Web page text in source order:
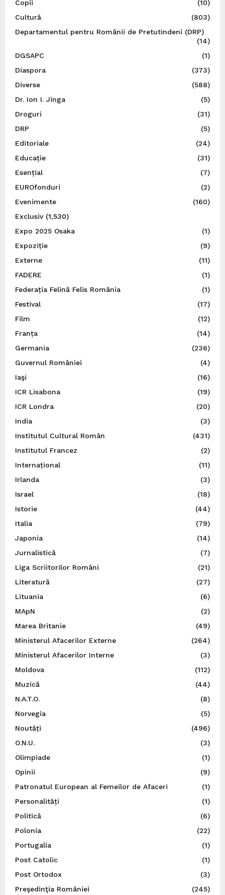
Copii
(10)
Cultură
(803)
Departamentul pentru Românii de Pretutindeni (DRP)
(14)
DGSAPC
(1)
Diaspora
(373)
Diverse
(588)
Dr. Ion I. Jinga
(5)
Droguri
(31)
DRP
(5)
Editoriale
(24)
Educație
(31)
Esențial
(7)
EUROfonduri
(2)
Evenimente
(160)
Exclusiv(1,530)
Expo 2025 Osaka
(1)
Expoziție
(9)
Externe
(11)
FADERE
(1)
Federația Felină Felis România
(1)
Festival
(17)
Film
(12)
Franța
(14)
Germania
(236)
Guvernul României
(4)
Iaşi
(16)
ICR Lisabona
(19)
ICR Londra
(20)
India
(3)
Institutul Cultural Român
(431)
Institutul Francez
(2)
Internațional
(11)
Irlanda
(3)
Israel
(18)
Istorie
(44)
Italia
(79)
Japonia
(14)
Jurnalistică
(7)
Liga Scriitorilor Români
(21)
Literatură
(27)
Lituania
(6)
MApN
(2)
Marea Britanie
(49)
Ministerul Afacerilor Externe
(264)
Ministerul Afacerilor Interne
(3)
Moldova
(112)
Muzică
(44)
N.A.T.O.
(8)
Norvegia
(5)
Noutăți
(496)
O.N.U.
(3)
Olimpiade
(1)
Opinii
(9)
Patronatul European al Femeilor de Afaceri
(1)
Personalități
(1)
Politică
(6)
Polonia
(22)
Portugalia
(1)
Post Catolic
(1)
Post Ortodox
(3)
Preşedinţia României
(245)